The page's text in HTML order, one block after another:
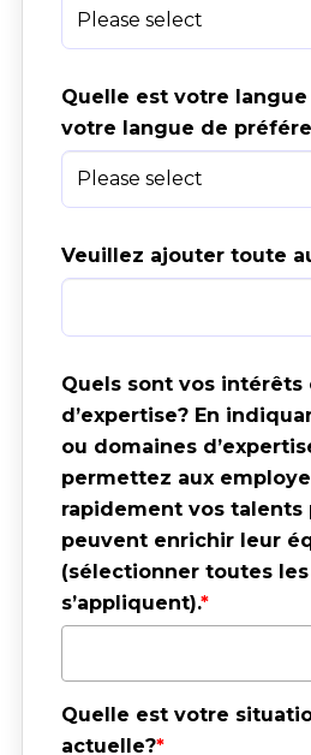
Quelle est votre
votre langue de
Veuillez ajouter toute
Quels sont vos intérêts
d’expertise? En
ou domaines
permettez aux
rapidement vos talents
peuvent enrichir leur
(sélectionner toutes
s’appliquent).
Quelle est votre
actuelle?